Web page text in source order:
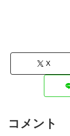
X
コメント